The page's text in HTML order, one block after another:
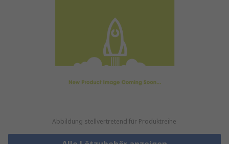
Abbildung stellvertretend für Produktreihe